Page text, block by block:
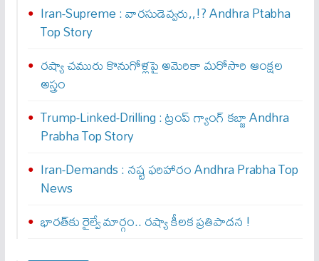
Iran-Supreme : వార‌సుడెవ్వ‌రు,,!? Andhra Ptabha
Top Story
రష్యా చమురు కొనుగోళ్లపై అమెరికా మరోసారి ఆంక్షల
అస్త్రం
Trump-Linked-Drilling : ట్రంప్ గ్యాంగ్ క‌బ్జా Andhra
Prabha Top Story
Iran-Demands : న‌ష్ట ఫ‌రిహారం Andhra Prabha Top
News
భారత్‌కు రైల్వే మార్గం.. రష్యా కీలక ప్రతిపాదన !